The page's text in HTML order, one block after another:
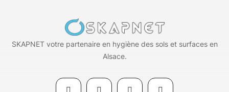
SKAPNET votre partenaire en hygiène des sols et surfaces en
Alsace.